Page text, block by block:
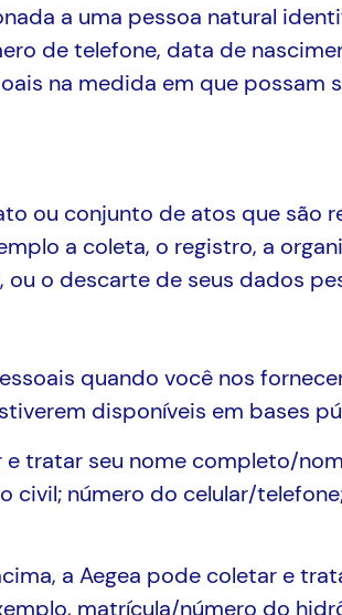
a uma pessoa natural
de telefone, data de
na medida em que possam
ou conjunto de atos que são
a coleta, o registro, a
o descarte de seus dados
quando você nos
disponíveis em bases
tratar seu nome completo/
civil; número do celular/
a Aegea pode coletar e
matrícula/número do